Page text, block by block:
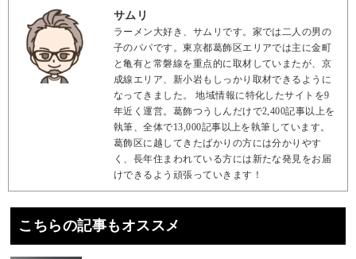
サムリ
ラーメン大好き、サムリです。家では二人の男の
子のパパです。東京都葛飾区エリアでは主に金町
と亀有と常磐線を重点的に取材していまたが、京
成線エリア、新小岩もしっかり取材できるように
なってきました。 地域情報に特化したサイトを9
年近く運営。葛飾つうしんだけで2,400記事以上を
執筆、全体で13,000記事以上を執筆しています。
葛飾区に越してきたばかりの方には分かりやす
く、長年住まわれている方には新たな発見をお届
けできるよう頑張っていきます！
こちらの記事もオススメ